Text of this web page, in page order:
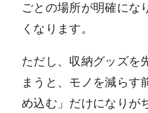
ごとの場所が明確にな
くなります。
ただし、収納グッズを
まうと、モノを減らす
め込む」だけになりが